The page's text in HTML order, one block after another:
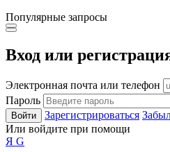
Популярные запросы
Вход или
Электронная почта или телефон
Пароль
Войти Зарегистрироваться
Или войдите при помощи
Я G